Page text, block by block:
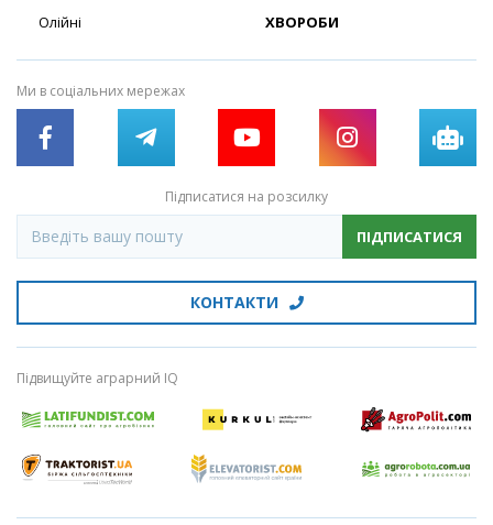
Олійні ХВОРОБИ
Ми в соціальних мережах
Підписатися на розсилку
ПІДПИСАТИСЯ
КОНТАКТИ
Підвищуйте аграрний IQ